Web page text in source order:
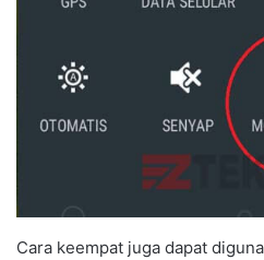
Cara keempat juga dapat